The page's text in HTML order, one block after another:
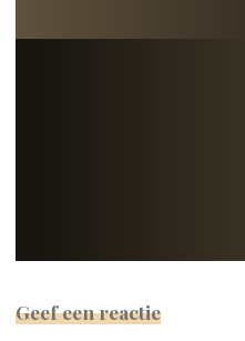
Geef een reactie